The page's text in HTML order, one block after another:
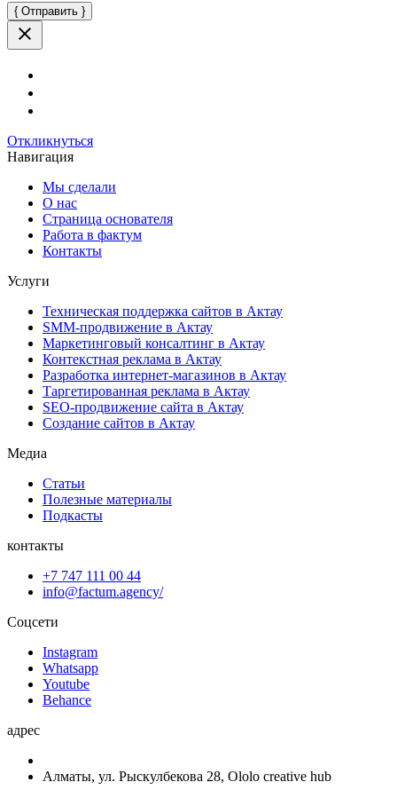
Оставьте
это
поле
Откликнуться
Навигация
Мы сделали
О нас
Страница основателя
Работа в фактум
Контакты
Услуги
Техническая поддержка сайтов в Актау
SMM-продвижение в Актау
Маркетинговый консалтинг в Актау
Контекстная реклама в Актау
Разработка интернет-магазинов в Актау
Таргетированная реклама в Актау
SEO-продвижение сайта в Актау
Создание сайтов в Актау
Медиа
Статьи
Полезные материалы
Подкасты
контакты
+7 747 111 00 44
info@factum.agency/
Соцсети
Instagram
Whatsapp
Youtube
Behance
адрес
Алматы, ул. Рыскулбекова 28, Ololo creative hub